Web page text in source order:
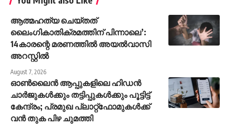
ആത്മഹത്യ ചെയ്തത്
ലൈംഗികാതിക്രമത്തിന് പിന്നാലെ’:
14കാരന്റെ മരണത്തിൽ അയൽവാസി
അറസ്റ്റിൽ
August 7, 2026
ഓൺലൈൻ ആപ്പുകളിലെ ഹിഡൻ
ചാർജുകൾക്കും തട്ടിപ്പുകൾക്കും പൂട്ടിട്ട്
കേന്ദ്രം; പ്രമുഖ പ്ലാറ്റ്‌ഫോമുകൾക്ക്
വൻ തുക പിഴ ചുമത്തി